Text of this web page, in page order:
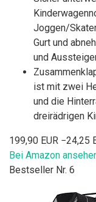
Joggen/
Gurt und
und
ist mit zwei
und die
dreirädrigen
199,90 EUR −24,25
Bei Amazon
Bestseller Nr. 6